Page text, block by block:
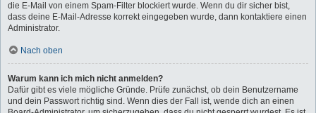
die E-Mail von einem Spam-Filter blockiert wurde. Wenn du dir sicher bist,
dass deine E-Mail-Adresse korrekt eingegeben wurde, dann kontaktiere einen
Administrator.
Nach oben
Warum kann ich mich nicht anmelden?
Dafür gibt es viele mögliche Gründe. Prüfe zunächst, ob dein Benutzername
und dein Passwort richtig sind. Wenn dies der Fall ist, wende dich an einen